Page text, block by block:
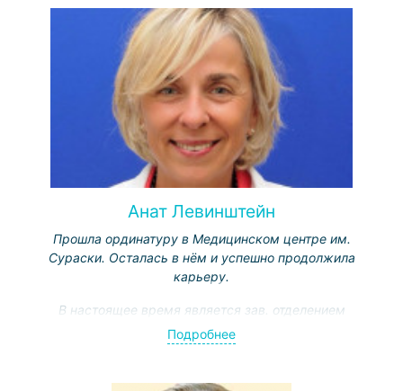
Анат Левинштейн
Прошла ординатуру в Медицинском центре им.
Сураски. Осталась в нём и успешно продолжила
карьеру.
В настоящее время является зав. отделением
офтальмологии медицинского центра им. Сураски.
автором более 220 исследовательских работ,
Подробнее